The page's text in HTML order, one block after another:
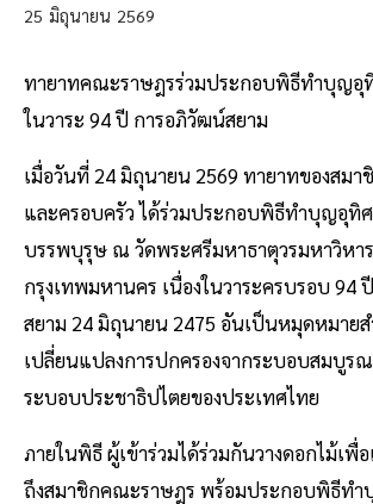
25 มิถุนายน 2569
ทายาทคณะราษฎรร่วมประกอบพิธีทำบุญอุ
ในวาระ 94 ปี การอภิวัฒน์สยาม
เมื่อวันที่ 24 มิถุนายน 2569 ทายาทของสม
และครอบครัว ได้ร่วมประกอบพิธีทำบุญอุทิ
บรรพบุรุษ ณ วัดพระศรีมหาธาตุวรมหาวิหา
กรุงเทพมหานคร เนื่องในวาระครบรอบ 94
สยาม 24 มิถุนายน 2475 อันเป็นหมุดหมาย
เปลี่ยนแปลงการปกครองจากระบอบสมบูร
ระบอบประชาธิปไตยของประเทศไทย
ภายในพิธี ผู้เข้าร่วมได้ร่วมกันวางดอกไม้เพื่
ถึงสมาชิกคณะราษฎร พร้อมประกอบพิธีท